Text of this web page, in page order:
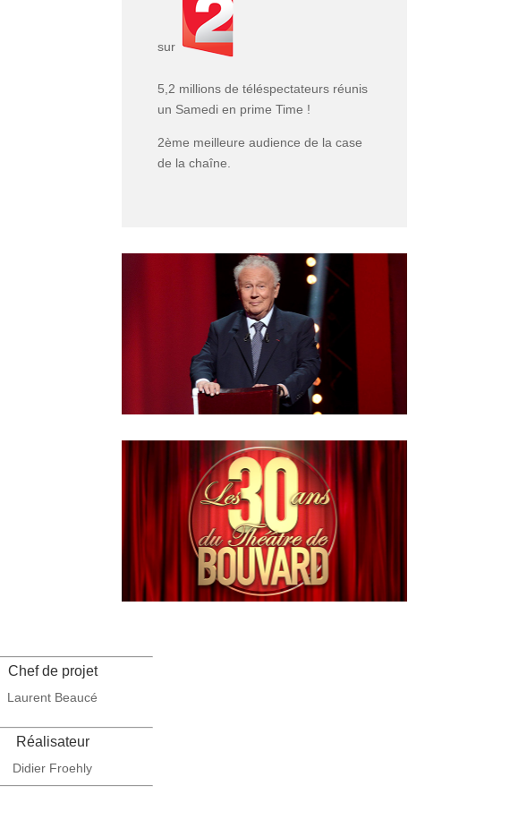
sur
5,2 millions de téléspectateurs réunis
un Samedi en prime Time !
2ème meilleure audience de la case
de la chaîne.
Chef de projet
Laurent Beaucé
Réalisateur
Didier Froehly